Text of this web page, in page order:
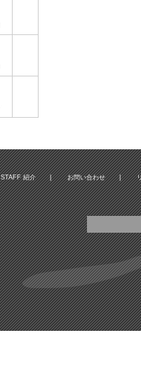
STAFF 紹介 | お問い合わせ |